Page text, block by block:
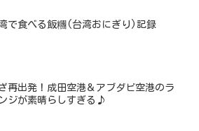
で食べる飯糰(台湾おにぎり)記録
再出発！成田空港＆アブダビ空港のラ
ジが素晴らしすぎる♪